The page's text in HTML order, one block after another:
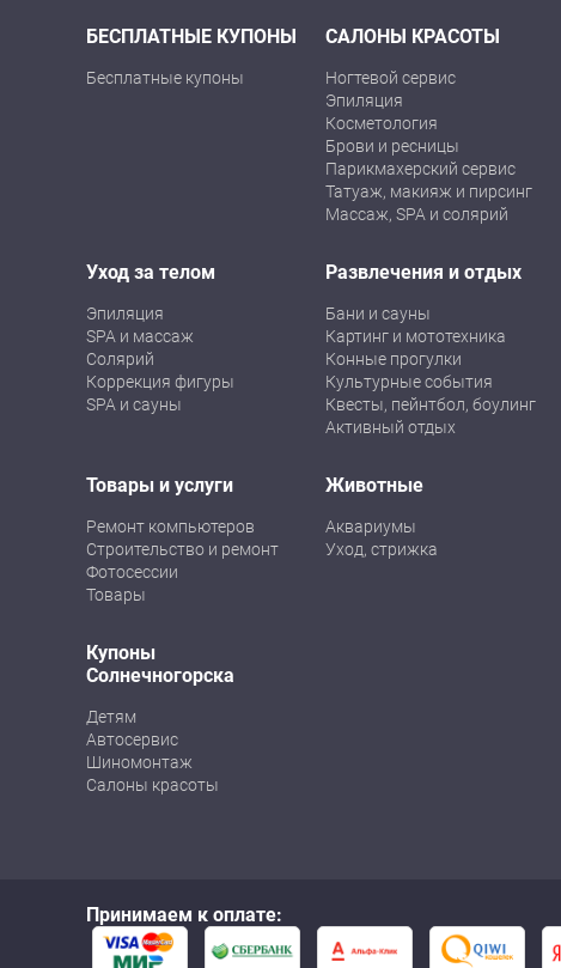
БЕСПЛАТНЫЕ КУПОНЫ
Бесплатные купоны
САЛОНЫ КРАСОТЫ
Ногтевой сервис
Эпиляция
Косметология
Брови и ресницы
Парикмахерский сервис
Татуаж, макияж и пирсинг
Массаж, SPA и солярий
Уход за телом
Эпиляция
SPA и массаж
Солярий
Коррекция фигуры
SPA и сауны
Развлечения и отдых
Бани и сауны
Картинг и мототехника
Конные прогулки
Культурные события
Квесты, пейнтбол, боулинг
Активный отдых
Товары и услуги
Ремонт компьютеров
Строительство и ремонт
Фотосессии
Товары
Животные
Аквариумы
Уход, стрижка
Купоны
Солнечногорска
Детям
Автосервис
Шиномонтаж
Салоны красоты
Принимаем к оплате: